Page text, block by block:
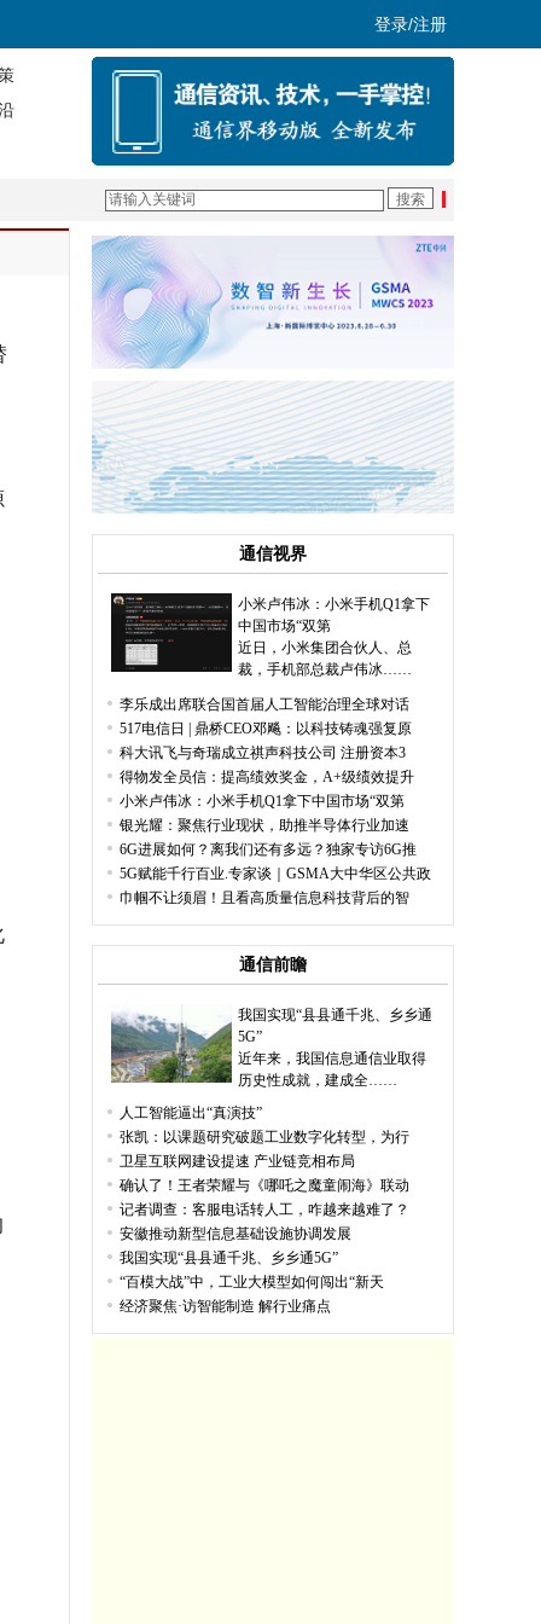
登录/注册
通信视界
小米卢伟冰：小米手机Q1拿下
中国市场“双第
近日，小米集团合伙人、总
裁，手机部总裁卢伟冰……
李乐成出席联合国首届人工智能治理全球对话
517电信日 | 鼎桥CEO邓飚：以科技铸魂强复原
科大讯飞与奇瑞成立祺声科技公司 注册资本3
得物发全员信：提高绩效奖金，A+级绩效提升
小米卢伟冰：小米手机Q1拿下中国市场“双第
银光耀：聚焦行业现状，助推半导体行业加速
6G进展如何？离我们还有多远？独家专访6G推
5G赋能千行百业.专家谈｜GSMA大中华区公共政
巾帼不让须眉！且看高质量信息科技背后的智
通信前瞻
我国实现“县县通千兆、乡乡通
5G”
近年来，我国信息通信业取得
历史性成就，建成全……
人工智能逼出“真演技”
张凯：以课题研究破题工业数字化转型，为行
卫星互联网建设提速 产业链竞相布局
确认了！王者荣耀与《哪吒之魔童闹海》联动
记者调查：客服电话转人工，咋越来越难了？
安徽推动新型信息基础设施协调发展
我国实现“县县通千兆、乡乡通5G”
“百模大战”中，工业大模型如何闯出“新天
经济聚焦·访智能制造 解行业痛点